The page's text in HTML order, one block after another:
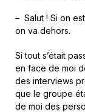
– Salut ! Si on
on va dehors.
Si tout s’était
en face de moi
des interviews
que le groupe
de moi des